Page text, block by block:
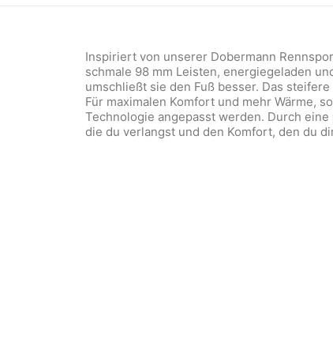
Inspiriert von unserer Dobermann
schmale 98 mm Leisten, energiegeladen
umschließt sie den Fuß besser. Das
Für maximalen Komfort und mehr Wärme,
Technologie angepasst werden. Durch
die du verlangst und den Komfort, den du